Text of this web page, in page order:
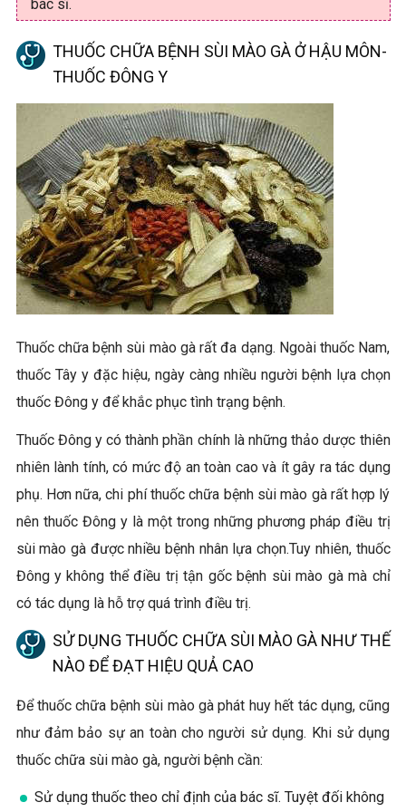
bác sĩ.
THUỐC CHỮA BỆNH SÙI MÀO GÀ Ở HẬU MÔN-
THUỐC ĐÔNG Y
Thuốc chữa bệnh sùi mào gà rất đa dạng. Ngoài thuốc Nam,
thuốc Tây y đặc hiệu, ngày càng nhiều người bệnh lựa chọn
thuốc Đông y để khắc phục tình trạng bệnh.
Thuốc Đông y có thành phần chính là những thảo dược thiên
nhiên lành tính, có mức độ an toàn cao và ít gây ra tác dụng
phụ. Hơn nữa, chi phí thuốc chữa bệnh sùi mào gà rất hợp lý
nên thuốc Đông y là một trong những phương pháp điều trị
sùi mào gà được nhiều bệnh nhân lựa chọn.Tuy nhiên, thuốc
Đông y không thể điều trị tận gốc bệnh sùi mào gà mà chỉ
có tác dụng là hỗ trợ quá trình điều trị.
SỬ DỤNG THUỐC CHỮA SÙI MÀO GÀ NHƯ THẾ
NÀO ĐỂ ĐẠT HIỆU QUẢ CAO
Để thuốc chữa bệnh sùi mào gà phát huy hết tác dụng, cũng
như đảm bảo sự an toàn cho người sử dụng. Khi sử dụng
thuốc chữa sùi mào gà, người bệnh cần:
Sử dụng thuốc theo chỉ định của bác sĩ. Tuyệt đối không